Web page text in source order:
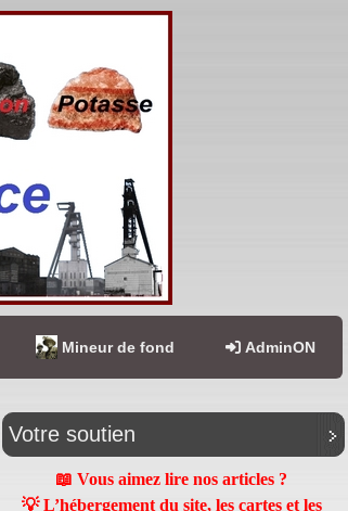
Mineur de fond AdminON
Votre soutien
📖 Vous aimez lire nos articles ?
💡 L’hébergement du site, les cartes et les